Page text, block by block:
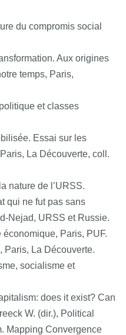
du compromis social
Aux origines
temps, Paris,
et classes
Essai sur les
La Découverte, coll.
nature de l’URSS.
qui ne fut pas sans
Nejad, URSS et Russie.
Paris, PUF.
Paris, La Découverte.
socialisme et
does it exist? Can
W. (dir.), Political
Mapping Convergence